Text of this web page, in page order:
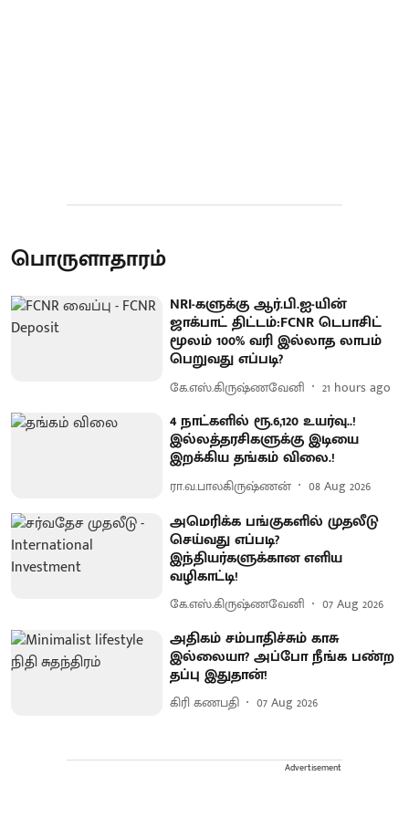
பொருளாதாரம்
NRI-களுக்கு ஆர்.பி.ஐ-யின்
ஜாக்பாட் திட்டம்:FCNR டெபாசிட்
மூலம் 100% வரி இல்லாத லாபம்
பெறுவது எப்படி?
கே.எஸ்.கிருஷ்ணவேனி 21 hours ago
4 நாட்களில் ரூ.6,120 உயர்வு..!
இல்லத்தரசிகளுக்கு இடியை
இறக்கிய தங்கம் விலை.!
ரா.வ.பாலகிருஷ்ணன் 08 Aug 2026
அமெரிக்க பங்குகளில் முதலீடு
செய்வது எப்படி?
இந்தியர்களுக்கான எளிய
வழிகாட்டி!
கே.எஸ்.கிருஷ்ணவேனி 07 Aug 2026
அதிகம் சம்பாதிச்சும் காசு
இல்லையா? அப்போ நீங்க பண்ற
தப்பு இதுதான்!
கிரி கணபதி 07 Aug 2026
Advertisement